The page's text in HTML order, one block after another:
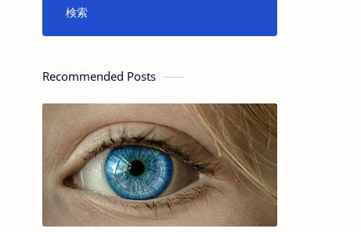
Recommended Posts